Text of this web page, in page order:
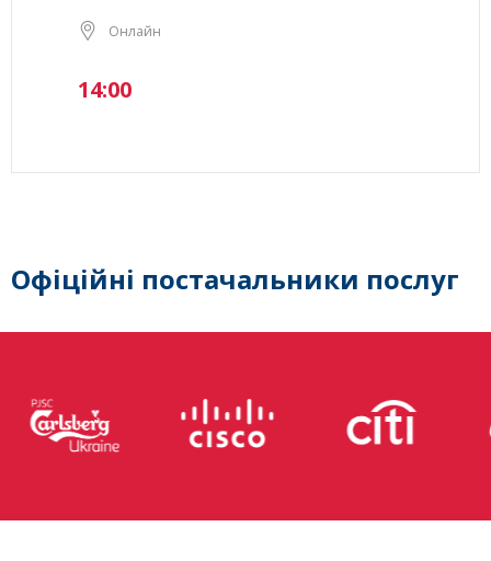
Онлайн
14:00
Офіційні постачальники послуг